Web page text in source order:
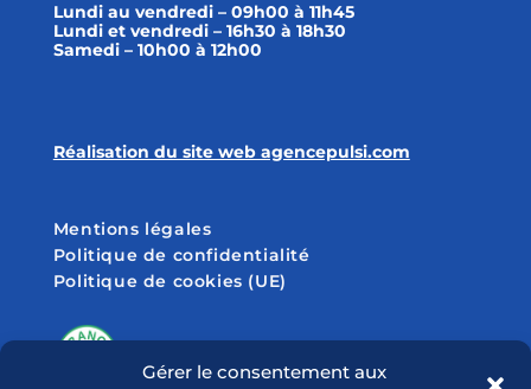
Gérer le consentement aux
Lundi au vendredi – 09h00 à 11h45
Lundi et vendredi – 16h30 à 18h30
Samedi – 10h00 à 12h00
Réalisation du site web agencepulsi.com
Mentions légales
Politique de confidentialité
Politique de cookies (UE)